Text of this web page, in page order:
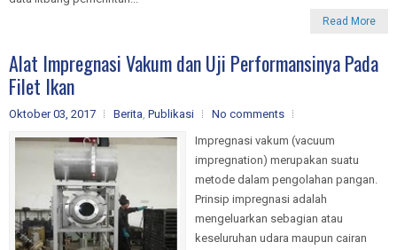
Read More
Alat Impregnasi Vakum dan Uji Performansinya Pada
Filet Ikan
Oktober 03, 2017 Berita, Publikasi
No comments
Impregnasi vakum (vacuum
impregnation) merupakan suatu
metode dalam pengolahan pangan.
Prinsip impregnasi adalah
mengeluarkan sebagian atau
keseluruhan udara maupun cairan